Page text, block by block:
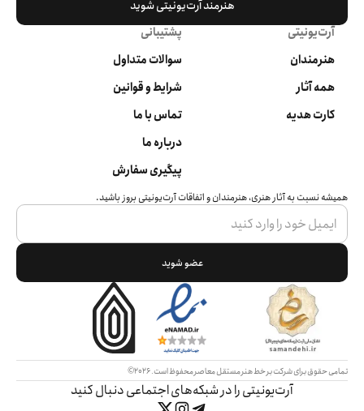
هنرمند آرت‌یونیتی شوید
آرت‌یونیتی
هنرمندان
همه آثار
کارت هدیه
پشتیبانی
سوالات متداول
شرایط و قوانین
تماس با ما
درباره ما
پیگیری سفارش
همیشه نسبت به آثار هنری، هنرمندان و اتفاقات آرت‌یونیتی بروز باشید.
عضو شوید
تمامی حقوق برای شرکت بر خط هنر مستقل معاصر محفوظ است.2026©
آرت‌یونیتی را در شبکه‌های اجتماعی دنبال کنید